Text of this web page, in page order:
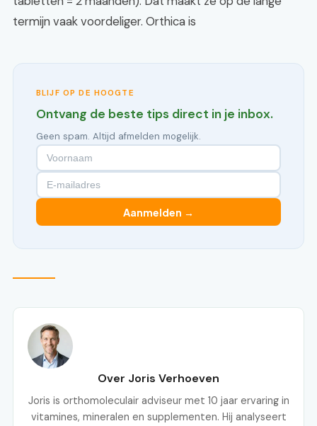
termijn vaak voordeliger. Orthica is
BLIJF OP DE HOOGTE
Ontvang de beste tips direct in je inbox.
Geen spam. Altijd afmelden mogelijk.
Aanmelden →
Over Joris Verhoeven
Joris is orthomoleculair adviseur met 10 jaar ervaring in
vitamines, mineralen en supplementen. Hij analyseert